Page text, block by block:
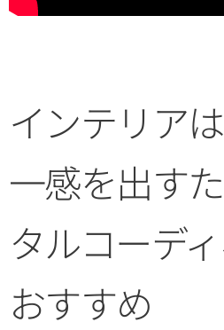
インテリア
一感を出す
タルコーデ
おすすめ